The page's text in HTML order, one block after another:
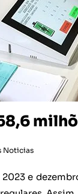
Noticias
e